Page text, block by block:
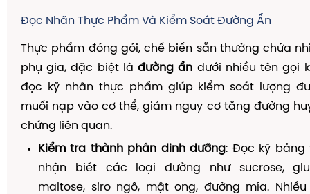
Đọc Nhãn Thực Phẩm Và Kiểm Soát Đường Ẩn
Thực phẩm đóng gói, chế biến sẵn thường chứa
phụ gia, đặc biệt làđường ẩn dưới nhiều tên gọi
đọc kỹ nhãn thực phẩm giúp kiểm soát lượng
muối nạp vào cơ thể, giảm nguy cơ tăng đường
chứng liên quan.
Kiểm tra thành phần dinh dưỡng: Đọc kỹ bảng
nhận biết các loại đường như sucrose,
maltose, siro ngô, mật ong, đường mía.